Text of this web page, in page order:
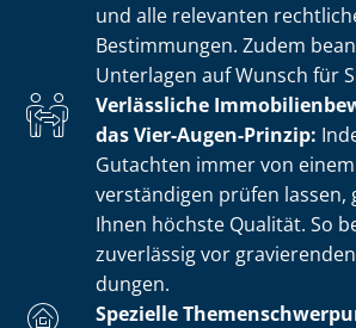
und alle relevanten
Bestimmungen. Zudem
Unterlagen auf Wunsch für
Verlässliche
das Vier-Augen-Prinzip:
Gutachten immer von
ver­stän­di­gen prüfen lassen,
Ihnen höchste Qualität. So
zuverlässig vor
dun­gen.
Spezielle